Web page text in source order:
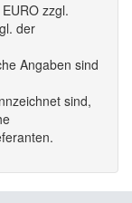
zzgl.
der
Angaben sind
sind,